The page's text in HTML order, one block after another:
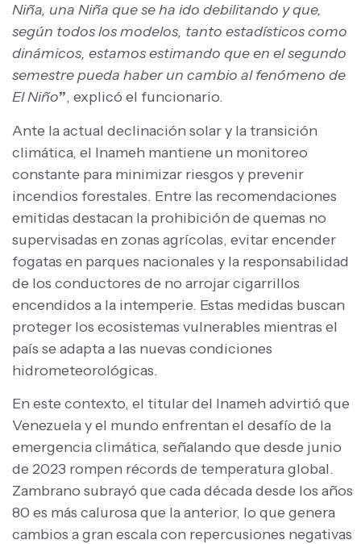
Niña, una Niña que se ha ido debilitando y que,
según todos los modelos, tanto estadísticos como
dinámicos, estamos estimando que en el segundo
semestre pueda haber un cambio al fenómeno de
El Niño”, explicó el funcionario.
Ante la actual declinación solar y la transición
climática, el Inameh mantiene un monitoreo
constante para minimizar riesgos y prevenir
incendios forestales. Entre las recomendaciones
emitidas destacan la prohibición de quemas no
supervisadas en zonas agrícolas, evitar encender
fogatas en parques nacionales y la responsabilidad
de los conductores de no arrojar cigarrillos
encendidos a la intemperie. Estas medidas buscan
proteger los ecosistemas vulnerables mientras el
país se adapta a las nuevas condiciones
hidrometeorológicas.
En este contexto, el titular del Inameh advirtió que
Venezuela y el mundo enfrentan el desafío de la
emergencia climática, señalando que desde junio
de 2023 rompen récords de temperatura global.
Zambrano subrayó que cada década desde los años
80 es más calurosa que la anterior, lo que genera
cambios a gran escala con repercusiones negativas